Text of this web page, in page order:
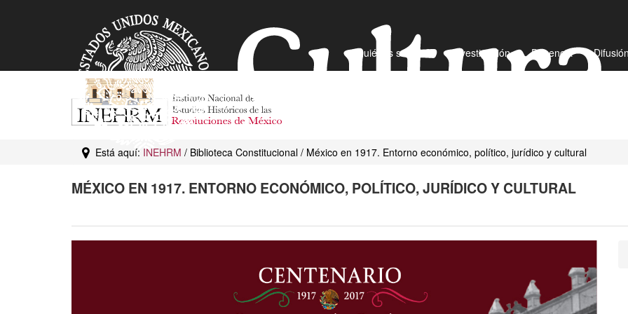
¿Quiénes somos? Investigación Docencia Difusión
Está aquí: INEHRM / Biblioteca Constitucional / México en 1917. Entorno económico, político, jurídico y cultural
MÉXICO EN 1917. ENTORNO ECONÓMICO, POLÍTICO, JURÍDICO Y CULTURAL